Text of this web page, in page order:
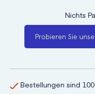
Nichts
Probieren Sie
Bestellungen sind